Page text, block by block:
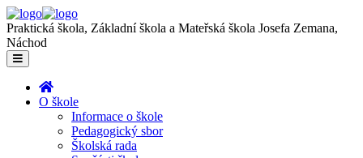
Praktická škola, Základní škola a Mateřská škola Josefa Zemana,
Náchod
O škole
Informace o škole
Pedagogický sbor
Školská rada